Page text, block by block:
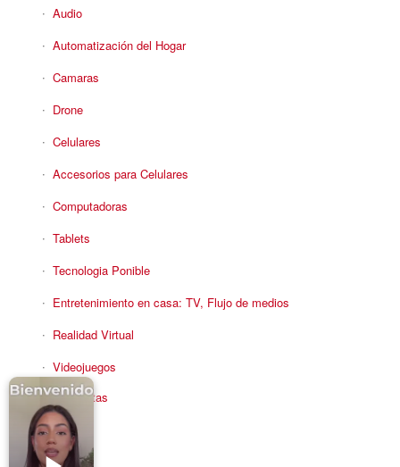
Audio
Automatización del Hogar
Camaras
Drone
Celulares
Accesorios para Celulares
Computadoras
Tablets
Tecnologia Ponible
Entretenimiento en casa: TV, Flujo de medios
Realidad Virtual
Videojuegos
Reciba Ofertas